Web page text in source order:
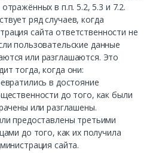
отражённых в п.п. 5.2, 5.3 и 7.2.
ряд случаев, когда
сайта ответственности не
пользовательские данные
или разглашаются. Это
тогда, когда они:
в достояние
до того, как были
или разглашены.
предоставлены третьими
до того, как их получила
сайта.